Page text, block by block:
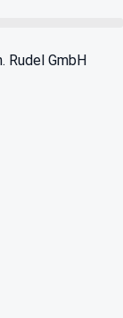
Rudel GmbH